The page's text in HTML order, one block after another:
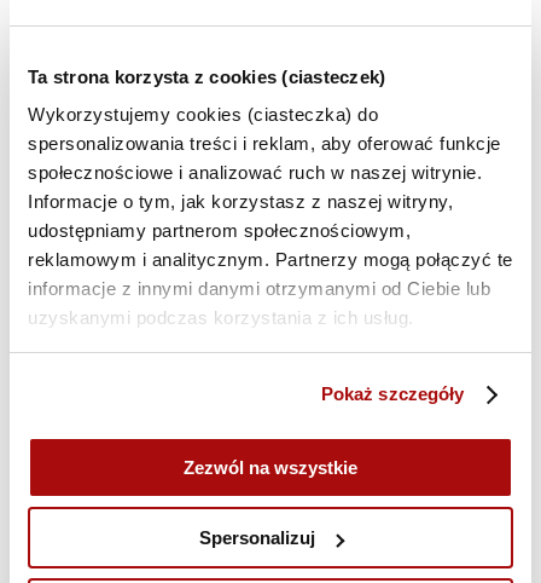
Ta strona korzysta z cookies (ciasteczek)
Wykorzystujemy cookies (ciasteczka) do
spersonalizowania treści i reklam, aby oferować funkcje
społecznościowe i analizować ruch w naszej witrynie.
Informacje o tym, jak korzystasz z naszej witryny,
udostępniamy partnerom społecznościowym,
reklamowym i analitycznym. Partnerzy mogą połączyć te
informacje z innymi danymi otrzymanymi od Ciebie lub
uzyskanymi podczas korzystania z ich usług.
Pokaż szczegóły
Zezwól na wszystkie
Spersonalizuj
Rejestracja:
OSOBA FIZYCZNA
FIRMA
Imię*
Nazwisko*
Adres e-mail*